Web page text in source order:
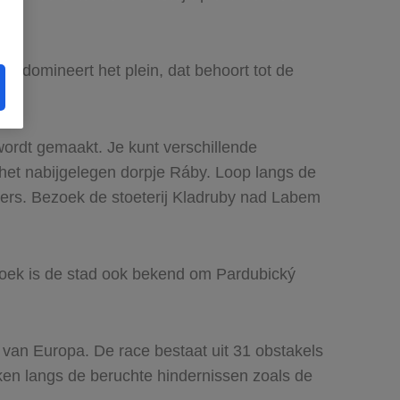
domineert het plein, dat behoort tot de
gemaakt. Je kunt verschillende
nabijgelegen dorpje Ráby. Loop langs de
Bezoek de stoeterij Kladruby nad Labem
is de stad ook bekend om Pardubický
Europa. De race bestaat uit 31 obstakels
langs de beruchte hindernissen zoals de